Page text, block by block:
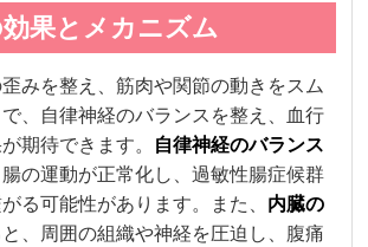
果とメカニズム
みを整え、筋肉や関節の動きをスム
、自律神経のバランスを整え、血行
期待できます。
自律神経のバランス
の運動が正常化し、過敏性腸症候群
る可能性があります。また、 内臓の
、周囲の組織や神経を圧迫し、腹痛